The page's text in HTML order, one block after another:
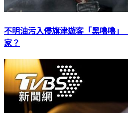
不明油污入侵旗津遊客「黑嚕嚕
家？